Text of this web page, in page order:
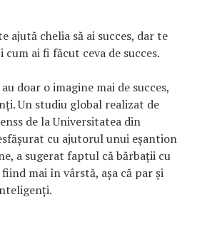
ajută chelia să ai succes, dar te
cum ai fi făcut ceva de succes.
doar o imagine mai de succes,
Un studiu global realizat de
de la Universitatea din
cu ajutorul unui eșantion
a sugerat faptul că bărbații cu
mai în vârstă, așa că par și